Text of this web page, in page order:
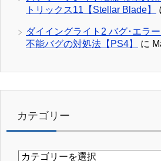
トリックス11【Stellar Blade】
ダイイングライト2 バグ･エラ
不能バグの対処法【PS4】
に
カテゴリー
カ